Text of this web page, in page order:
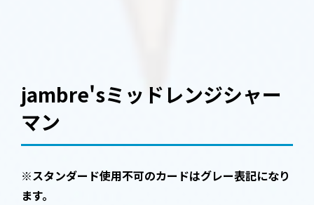
jambre'sミッドレンジシャー
マン
※スタンダード使用不可のカードはグレー表記になり
ます。